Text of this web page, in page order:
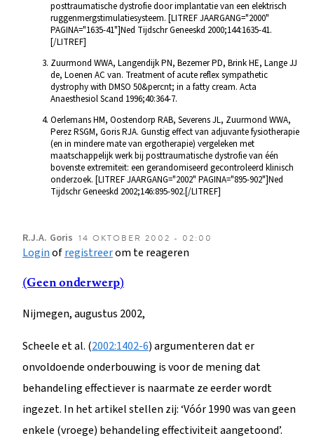
posttraumatische dystrofie door implantatie van een elektrisch
ruggenmergstimulatiesysteem. [LITREF JAARGANG="2000"
PAGINA="1635-41"]Ned Tijdschr Geneeskd 2000;144:1635-41.
[/LITREF]
Zuurmond WWA, Langendijk PN, Bezemer PD, Brink HE, Lange JJ
de, Loenen AC van. Treatment of acute reflex sympathetic
dystrophy with DMSO 50&percnt; in a fatty cream. Acta
Anaesthesiol Scand 1996;40:364-7.
Oerlemans HM, Oostendorp RAB, Severens JL, Zuurmond WWA,
Perez RSGM, Goris RJA. Gunstig effect van adjuvante fysiotherapie
(en in mindere mate van ergotherapie) vergeleken met
maatschappelijk werk bij posttraumatische dystrofie van één
bovenste extremiteit: een gerandomiseerd gecontroleerd klinisch
onderzoek. [LITREF JAARGANG="2002" PAGINA="895-902"]Ned
Tijdschr Geneeskd 2002;146:895-902.[/LITREF]
R.J.A. Goris 14 OKTOBER 2002 - 02:00
Loginofregistreerom te reageren
(Geen onderwerp)
Nijmegen, augustus 2002,
Scheele et al. (2002:1402-6) argumenteren dat er
onvoldoende onderbouwing is voor de mening dat
behandeling effectiever is naarmate ze eerder wordt
ingezet. In het artikel stellen zij: ‘Vóór 1990 was van geen
enkele (vroege) behandeling effectiviteit aangetoond’.